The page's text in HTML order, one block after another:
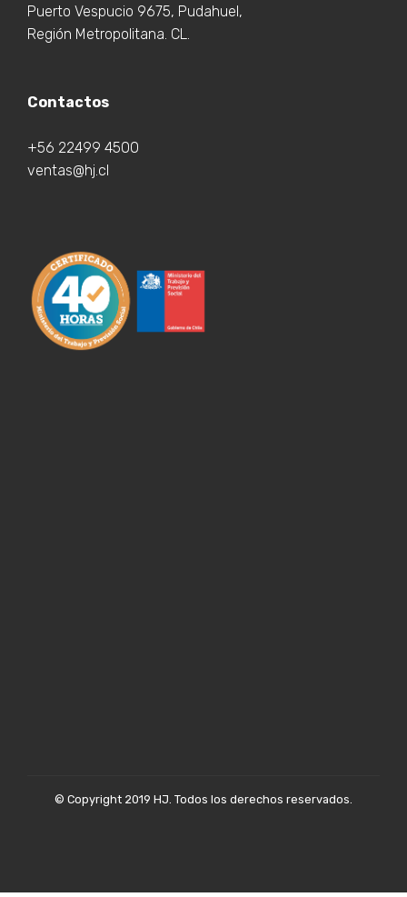
Puerto Vespucio 9675, Pudahuel,
Región Metropolitana. CL.
Contactos
+56 22499 4500
ventas@hj.cl
© Copyright 2019 HJ. Todos los derechos reservados.